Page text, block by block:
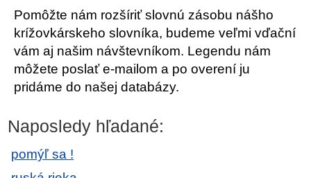
Pomôžte nám rozšíriť slovnú zásobu nášho
krížovkárskeho slovníka, budeme veľmi vďační
vám aj našim návštevníkom. Legendu nám
môžete poslať e-mailom a po overení ju
pridáme do našej databázy.
Naposledy hľadané:
pomýľ sa !